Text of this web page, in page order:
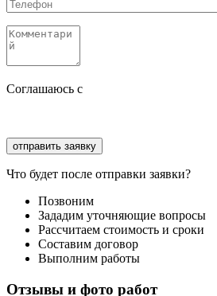
Соглашаюсь с
Что будет после отправки заявки?
Позвоним
Зададим уточняющие вопросы
Рассчитаем стоимость и сроки
Составим договор
Выполним работы
Отзывы и фото работ